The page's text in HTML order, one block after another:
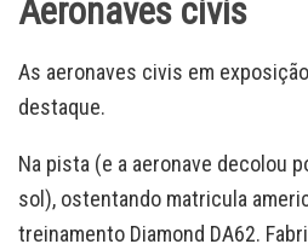
Aeronaves civis
As aeronaves civis em
destaque.
Na pista (e a aeronave decolou
sol), ostentando matricula
treinamento Diamond DA62.